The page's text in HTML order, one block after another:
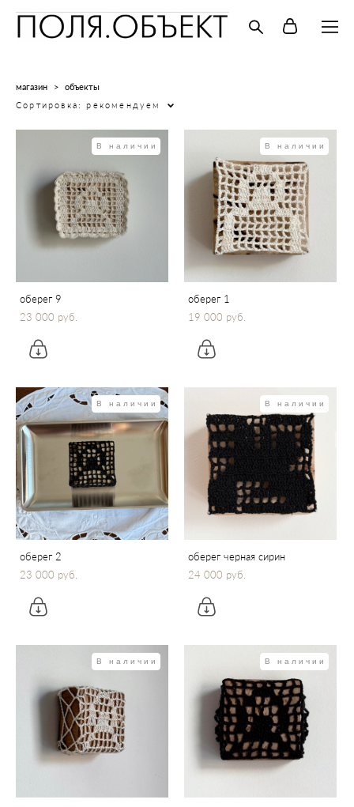
магазин >
объекты
Сортировка:
рекомендуем
В наличии
оберег 9
23 000 pуб.
В наличии
оберег 1
19 000 pуб.
В наличии
оберег 2
23 000 pуб.
В наличии
оберег черная сирин
24 000 pуб.
В наличии В наличии